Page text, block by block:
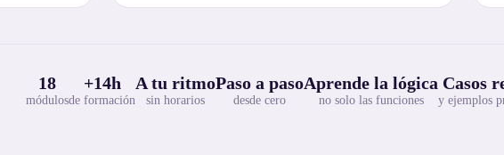
18
módulos
+14h
de formación
A tu ritmo
sin horarios
Paso a paso
desde cero
Aprende la lógica
no solo las funciones
Casos
y ejemplos